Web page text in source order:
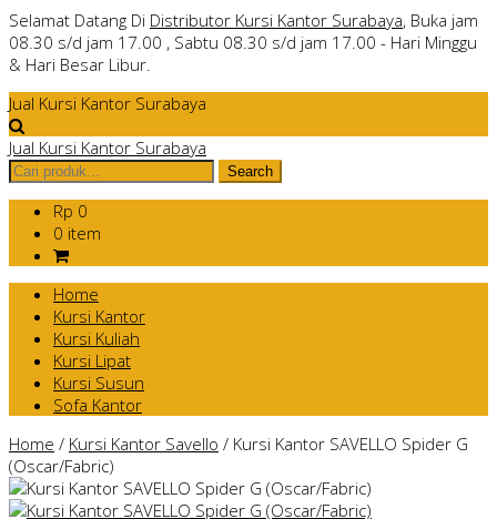
Selamat Datang Di Distributor Kursi Kantor Surabaya, Buka jam
08.30 s/d jam 17.00 , Sabtu 08.30 s/d jam 17.00 - Hari Minggu
& Hari Besar Libur.
Jual Kursi Kantor Surabaya
Jual Kursi Kantor Surabaya
Rp 0
0 item
Home
Kursi Kantor
Kursi Kuliah
Kursi Lipat
Kursi Susun
Sofa Kantor
Home / Kursi Kantor Savello / Kursi Kantor SAVELLO Spider G
(Oscar/Fabric)